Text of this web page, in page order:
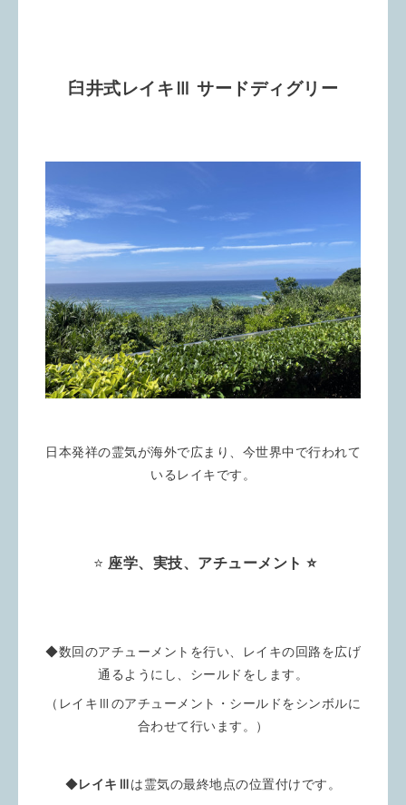
臼井式レイキⅢ サードディグリー
日本発祥の霊気が海外で広まり、今世界中で行われて
いるレイキです。
⭐️ 座学、実技、アチューメント ⭐️
◆数回のアチューメントを行い、レイキの回路を広げ
通るようにし、シールドをします。
（レイキⅢのアチューメント・シールドをシンボルに
合わせて行います。）
◆レイキⅢは霊気の最終地点の位置付けです。